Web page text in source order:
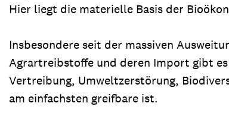
Hier liegt die materielle Basis der
Insbesondere seit der massiven
Agrartreibstoffe und deren Import gibt
Vertreibung, Umweltzerstörung,
am einfachsten greifbare ist.